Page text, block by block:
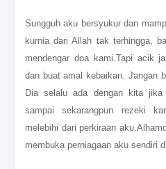
Sungguh aku bersyukur dan
kurnia dari Allah tak terhingga,
mendengar doa kami.Tapi acik
dan buat amal kebaikan. Jangan
Dia selalu ada dengan kita
sampai sekarangpun rezeki
melebihi dari perkiraan
membuka perniagaan aku sendiri